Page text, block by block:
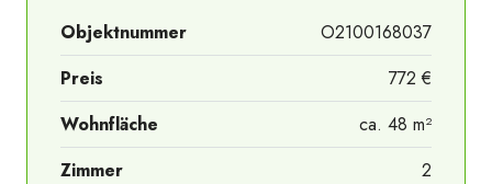
20260731_143709047_iOS
Objektnummer
O2100168037
Preis
772 €
Wohnfläche
ca. 48 m²
Zimmer
2